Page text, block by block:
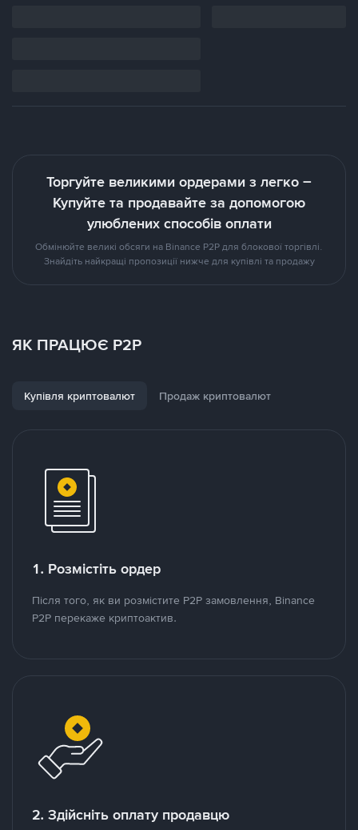
Торгуйте великими ордерами з легко –
Купуйте та продавайте за допомогою
улюблених способів оплати
Обмінюйте великі обcяги на Binance P2P для блокової торгівлі.
Знайдіть найкращі пропозиції нижче для купівлі та продажу
ЯК ПРАЦЮЄ P2P
Купівля криптовалют Продаж криптовалют
1. Розмістіть ордер
Після того, як ви розмістите P2P замовлення, Binance
P2P перекаже криптоактив.
2. Здійсніть оплату продавцю